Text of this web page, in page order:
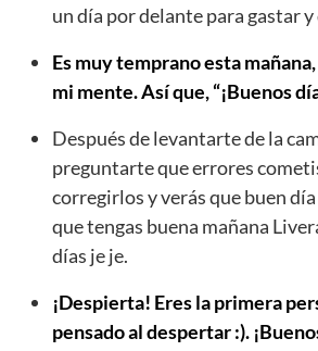
un día por delante para gastar
Es muy temprano esta
mi mente. Así que, “¡Buenos
Después de levantarte de la
preguntarte que errores
corregirlos y verás que buen día
que tengas buena mañana
días je je.
¡Despierta! Eres la primera
pensado al despertar :).